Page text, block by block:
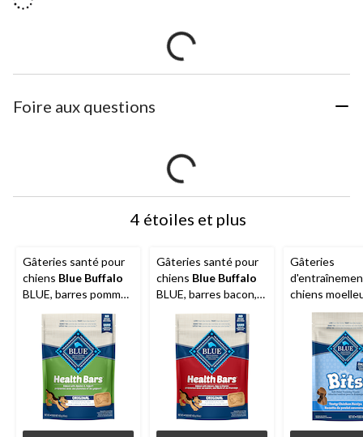
Foire aux questions
4 étoiles et plus
Gâteries santé pour
chiens Blue Buffalo
BLUE, barres pommes
et yogourt, 453 g
Gâteries santé pour
chiens Blue Buffalo
BLUE, barres bacon,
oeufs et fromage,
Gâteries
chiens
humidesBlue
BLUE
poulet, tailles